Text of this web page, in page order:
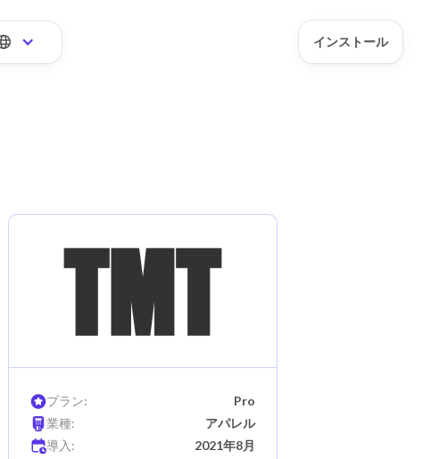
インストール
プラン:
Pro
業種:
アパレル
導入:
2021年8月